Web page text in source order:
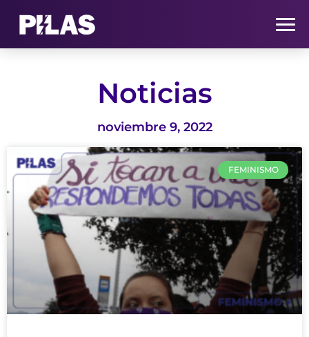
HOME
NOTICIAS
QUIÉNES SOMOS
CONTACTO
SUSCRÍBETE
Noticias
noviembre 9, 2022
FEMINISMO